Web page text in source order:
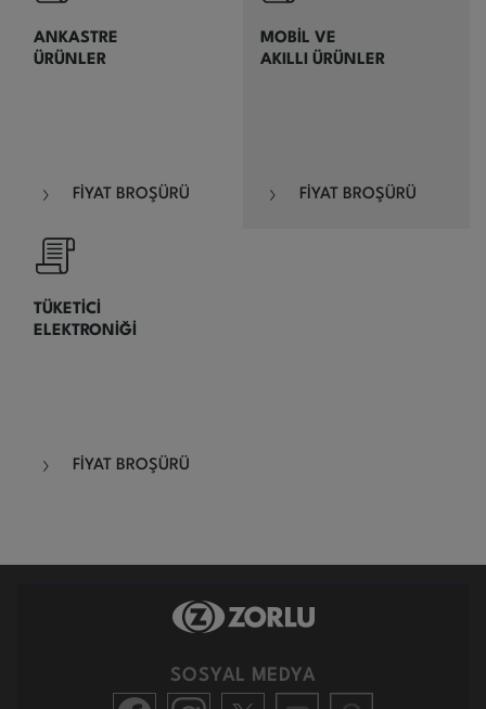
ANKASTRE
ÜRÜNLER
FİYAT BROŞÜRÜ
MOBİL VE
AKILLI ÜRÜNLER
FİYAT BROŞÜRÜ
TÜKETİCİ
ELEKTRONİĞİ
FİYAT BROŞÜRÜ
SOSYAL MEDYA